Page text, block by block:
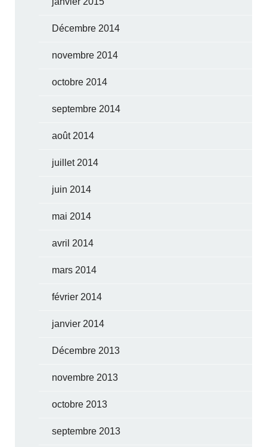
Décembre 2014
novembre 2014
octobre 2014
septembre 2014
août 2014
juillet 2014
juin 2014
mai 2014
avril 2014
mars 2014
février 2014
janvier 2014
Décembre 2013
novembre 2013
octobre 2013
septembre 2013